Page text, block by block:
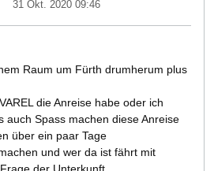
31 Okt. 2020 09:46
Raum um Fürth drumherum plus
die Anreise habe oder ich
auch Spass machen diese Anreise
über ein paar Tage
und wer da ist fährt mit